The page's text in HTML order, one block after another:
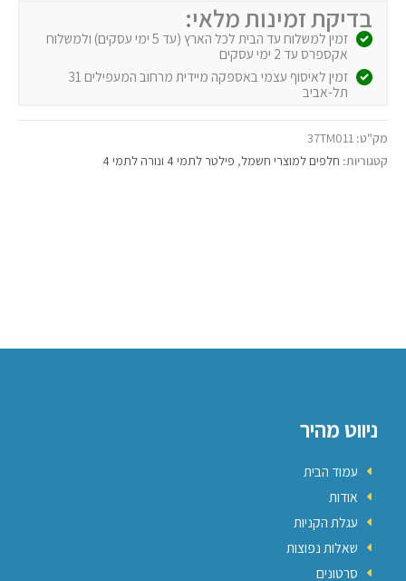
בדיקת זמינות מלאי:
זמין למשלוח עד הבית לכל הארץ (עד 5 ימי עסקים) ולמשלוח
אקספרס עד 2 ימי עסקים
זמין לאיסוף עצמי באספקה מיידית מרחוב המעפילים 31
תל-אביב
מק"ט: 37TM011
קטגוריות: חלפים למוצרי חשמל, פילטר לתמי 4 ונורה לתמי 4
ניווט מהיר
עמוד הבית
אודות
עגלת הקניות
שאלות נפוצות
סרטונים